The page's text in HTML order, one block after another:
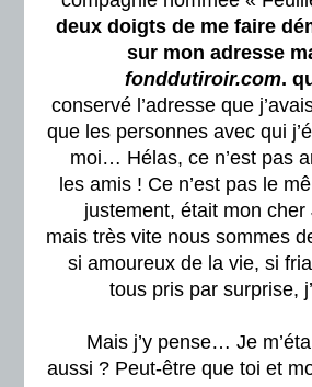
deux doigts de me faire
sur mon adresse
fonddutiroir.com.
conservé l’adresse que
que les personnes avec qui
moi… Hélas, ce n’est pas
les amis ! Ce n’est pas le
justement, était mon
mais très vite nous sommes
si amoureux de la vie, si
tous pris par surprise,
Mais j’y pense… Je
aussi ? Peut-être que toi et